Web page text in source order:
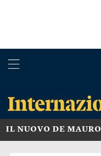
IL NUOVO DE MAURO